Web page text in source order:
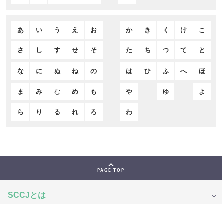
あ い う え お か き く け こ
さ し す せ そ た ち つ て と
な に ぬ ね の は ひ ふ へ ほ
ま み む め も や ゆ よ
ら り る れ ろ わ
PAGE TOP
SCCJとは